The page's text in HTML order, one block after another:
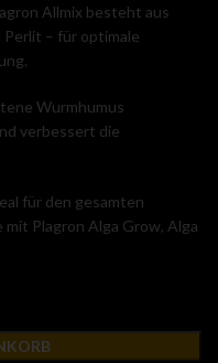
Allmix besteht aus
– für optimale
Wurmhumus
verbessert die
für den gesamten
Plagron Alga Grow, Alga